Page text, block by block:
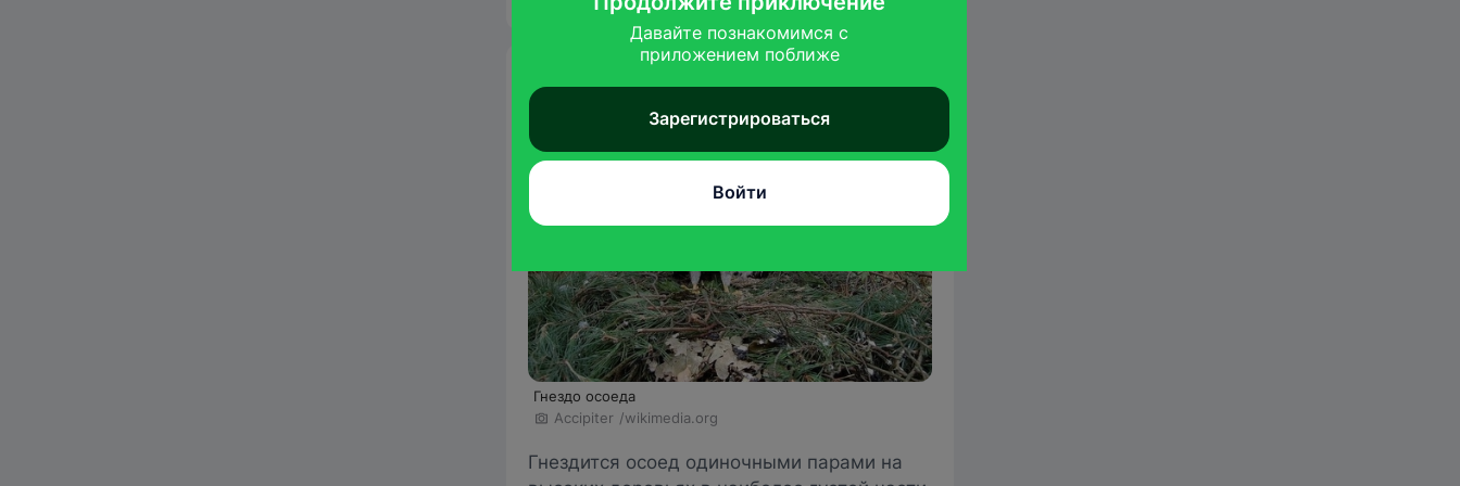
Гнездо осоеда
Accipiter /wikimedia.org
Гнездится осоед одиночными парами на
Давайте познакомимся с
приложением поближе
Зарегистрироваться
Войти